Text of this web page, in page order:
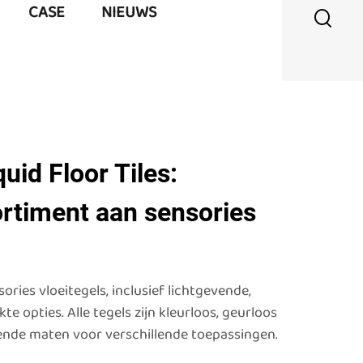
CASE NIEUWS
Floor Tiles:
aan sensories
vloeitegels, inclusief lichtgevende,
opties. Alle tegels zijn kleurloos, geurloos
maten voor verschillende toepassingen.